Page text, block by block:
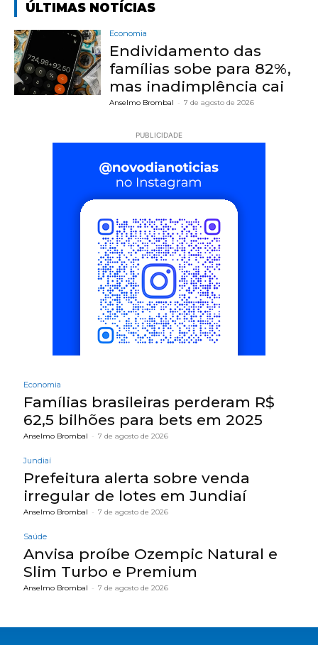
ÚLTIMAS NOTÍCIAS
Economia
Endividamento das
famílias sobe para 82%,
mas inadimplência cai
Anselmo Brombal - 7 de agosto de 2026
PUBLICIDADE
Economia
Famílias brasileiras perderam R$
62,5 bilhões para bets em 2025
Anselmo Brombal - 7 de agosto de 2026
Jundiaí
Prefeitura alerta sobre venda
irregular de lotes em Jundiaí
Anselmo Brombal - 7 de agosto de 2026
Saúde
Anvisa proíbe Ozempic Natural e
Slim Turbo e Premium
Anselmo Brombal - 7 de agosto de 2026